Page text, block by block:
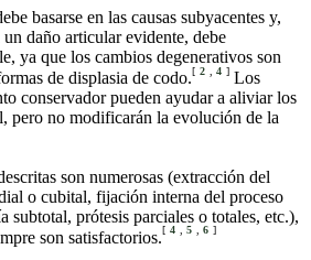
basarse en las causas subyacentes y,
daño articular evidente, debe
ya que los cambios degenerativos son
de displasia de codo.[ 2 4 ] Los
conservador pueden ayudar a aliviar los
pero no modificarán la evolución de la
son numerosas (extracción del
o cubital, fijación interna del proceso
subtotal, prótesis parciales o totales, etc.),
son satisfactorios.[ 4 5 6 ]